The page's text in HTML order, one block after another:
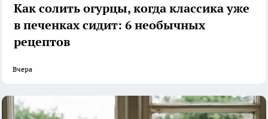
Как солить огурцы, когда классика уже
в печенках сидит: 6 необычных
рецептов
Вчера